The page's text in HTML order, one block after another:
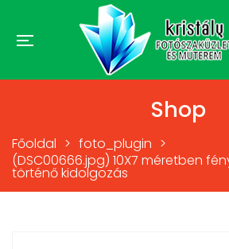
Shop
Főoldal > foto_plugin >
(DSC00666.jpg) 10X7 méretben
történő kidolgozás